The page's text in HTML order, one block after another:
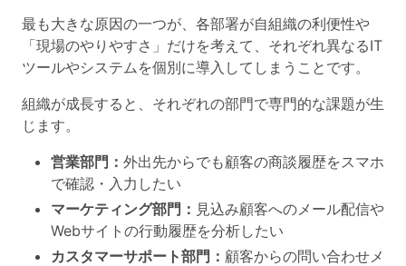
最も大きな原因の一つが、各部署が自組織の利便性や
「現場のやりやすさ」だけを考えて、それぞれ異なるIT
ツールやシステムを個別に導入してしまうことです。
組織が成長すると、それぞれの部門で専門的な課題が生
じます。
営業部門： 外出先からでも顧客の商談履歴をスマホ
で確認・入力したい
マーケティング部門： 見込み顧客へのメール配信や
Webサイトの行動履歴を分析したい
カスタマーサポート部門： 顧客からの問い合わせメ